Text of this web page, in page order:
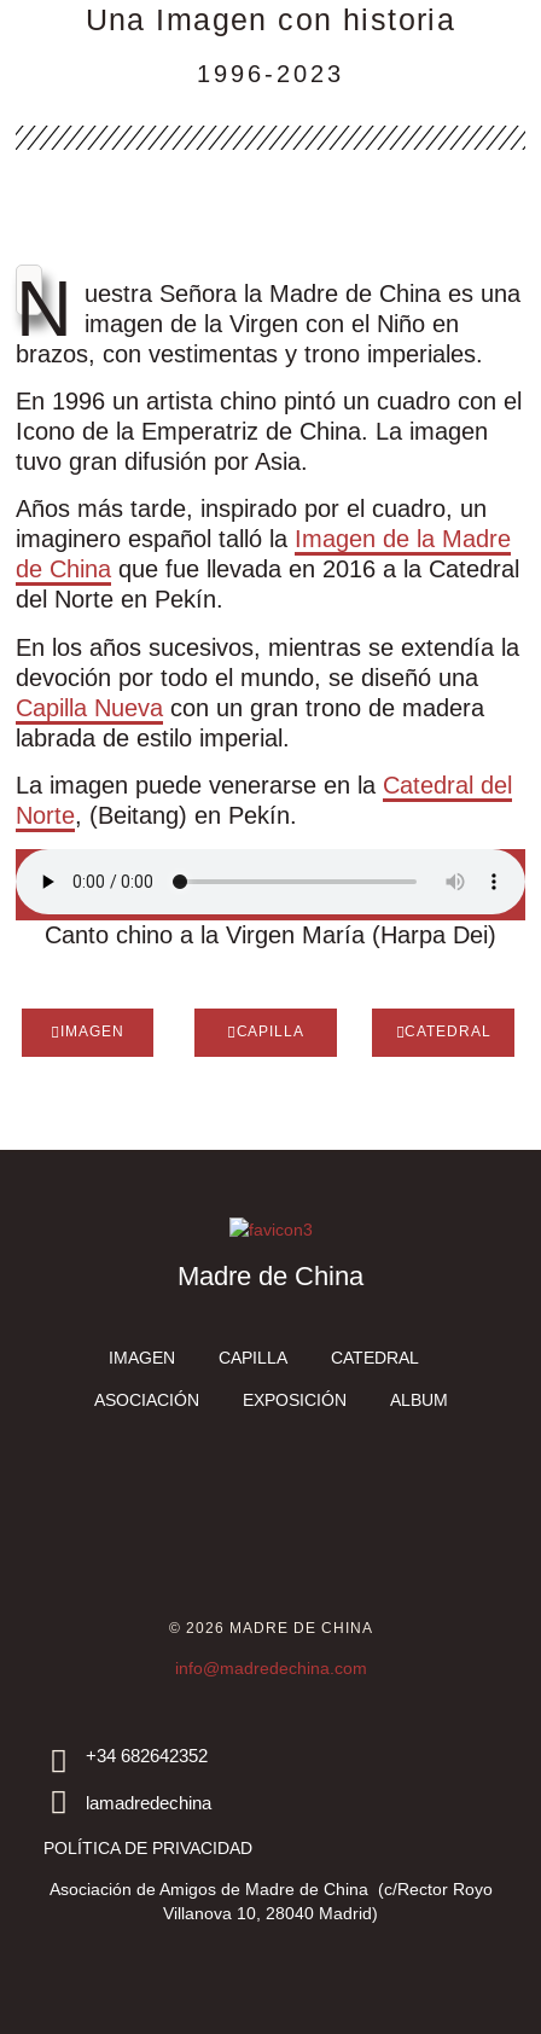
Una Imagen con historia
1996-2023
N
uestra Señora la Madre de China es una
imagen de la Virgen con el Niño en
brazos, con vestimentas y trono imperiales.
En 1996 un artista chino pintó un cuadro con el
Icono de la Emperatriz de China. La imagen
tuvo gran difusión por Asia.
Años más tarde, inspirado por el cuadro, un
imaginero español talló la Imagen de la Madre
de China que fue llevada en 2016 a la Catedral
del Norte en Pekín.
En los años sucesivos, mientras se extendía la
devoción por todo el mundo, se diseñó una
Capilla Nueva con un gran trono de madera
labrada de estilo imperial.
La imagen puede venerarse en la Catedral del
Norte, (Beitang) en Pekín.
Canto chino a la Virgen María (Harpa Dei)
IMAGEN CAPILLA CATEDRAL
Madre de China
IMAGEN CAPILLA CATEDRAL
ASOCIACIÓN EXPOSICIÓN ALBUM
© 2026 MADRE DE CHINA
info@madredechina.com
+34 682642352
lamadredechina
POLÍTICA DE PRIVACIDAD
Asociación de Amigos de Madre de China (c/Rector Royo
Villanova 10, 28040 Madrid)